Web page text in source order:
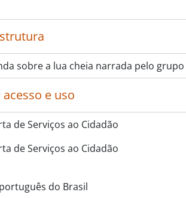
sobre a lua cheia narrada pelo
e uso
de Serviços ao Cidadão
de Serviços ao Cidadão
português do Brasil